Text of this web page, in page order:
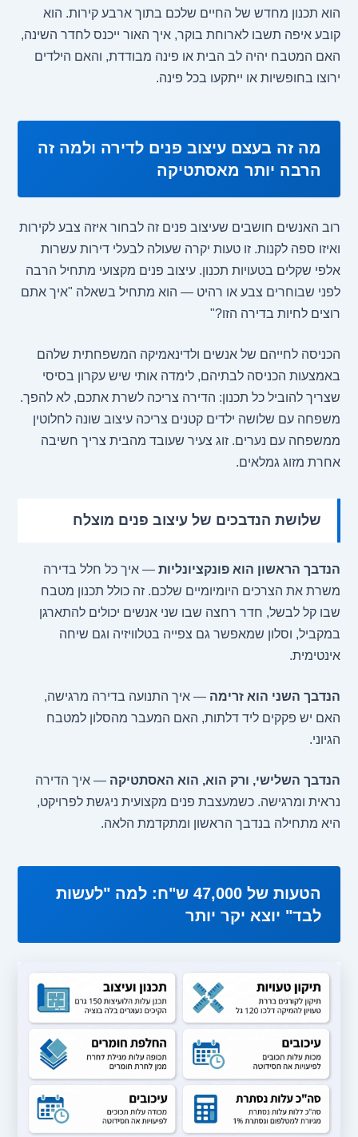
הוא תכנון מחדש של החיים שלכם בתוך ארבע קירות. הוא
קובע איפה תשבו לארוחת בוקר, איך האור ייכנס לחדר השינה,
האם המטבח יהיה לב הבית או פינה מבודדת, והאם הילדים
ירוצו בחופשיות או ייתקעו בכל פינה.
מה זה בעצם עיצוב פנים לדירה ולמה זה
הרבה יותר מאסתטיקה
רוב האנשים חושבים שעיצוב פנים זה לבחור איזה צבע לקירות
ואיזו ספה לקנות. זו טעות יקרה שעולה לבעלי דירות עשרות
אלפי שקלים בטעויות תכנון. עיצוב פנים מקצועי מתחיל הרבה
לפני שבוחרים צבע או רהיט — הוא מתחיל בשאלה "איך אתם
רוצים לחיות בדירה הזו?"
הכניסה לחייהם של אנשים ולדינאמיקה המשפחתית שלהם
באמצעות הכניסה לבתיהם, לימדה אותי שיש עקרון בסיסי
שצריך להוביל כל תכנון: הדירה צריכה לשרת אתכם, לא להפך.
משפחה עם שלושה ילדים קטנים צריכה עיצוב שונה לחלוטין
ממשפחה עם נערים. זוג צעיר שעובד מהבית צריך חשיבה
אחרת מזוג גמלאים.
שלושת הנדבכים של עיצוב פנים מוצלח
הנדבך הראשון הוא פונקציונליות — איך כל חלל בדירה
משרת את הצרכים היומיומיים שלכם. זה כולל תכנון מטבח
שבו קל לבשל, חדר רחצה שבו שני אנשים יכולים להתארגן
במקביל, וסלון שמאפשר גם צפייה בטלוויזיה וגם שיחה
אינטימית.
הנדבך השני הוא זרימה — איך התנועה בדירה מרגישה,
האם יש פקקים ליד דלתות, האם המעבר מהסלון למטבח
הגיוני.
הנדבך השלישי, ורק הוא, הוא האסתטיקה — איך הדירה
נראית ומרגישה. כשמעצבת פנים מקצועית ניגשת לפרויקט,
היא מתחילה בנדבך הראשון ומתקדמת הלאה.
הטעות של 47,000 ש"ח: למה "לעשות
לבד" יוצא יקר יותר